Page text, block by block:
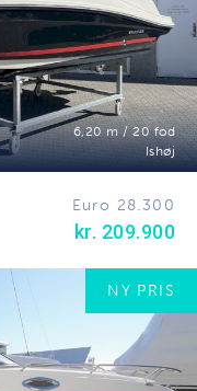
6,20 m / 20 fod
Ishøj
Euro 28.300
kr. 209.900
NY PRIS